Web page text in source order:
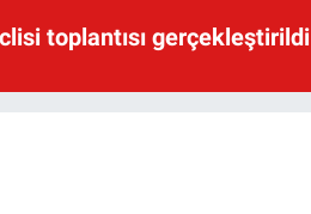
toplantısı gerçekleştirildi